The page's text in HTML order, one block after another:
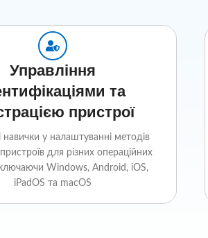
Управління
та
пристрої
навички у налаштуванні методів
пристроїв для різних операційних
Windows, Android, iOS,
iPadOS та macOS